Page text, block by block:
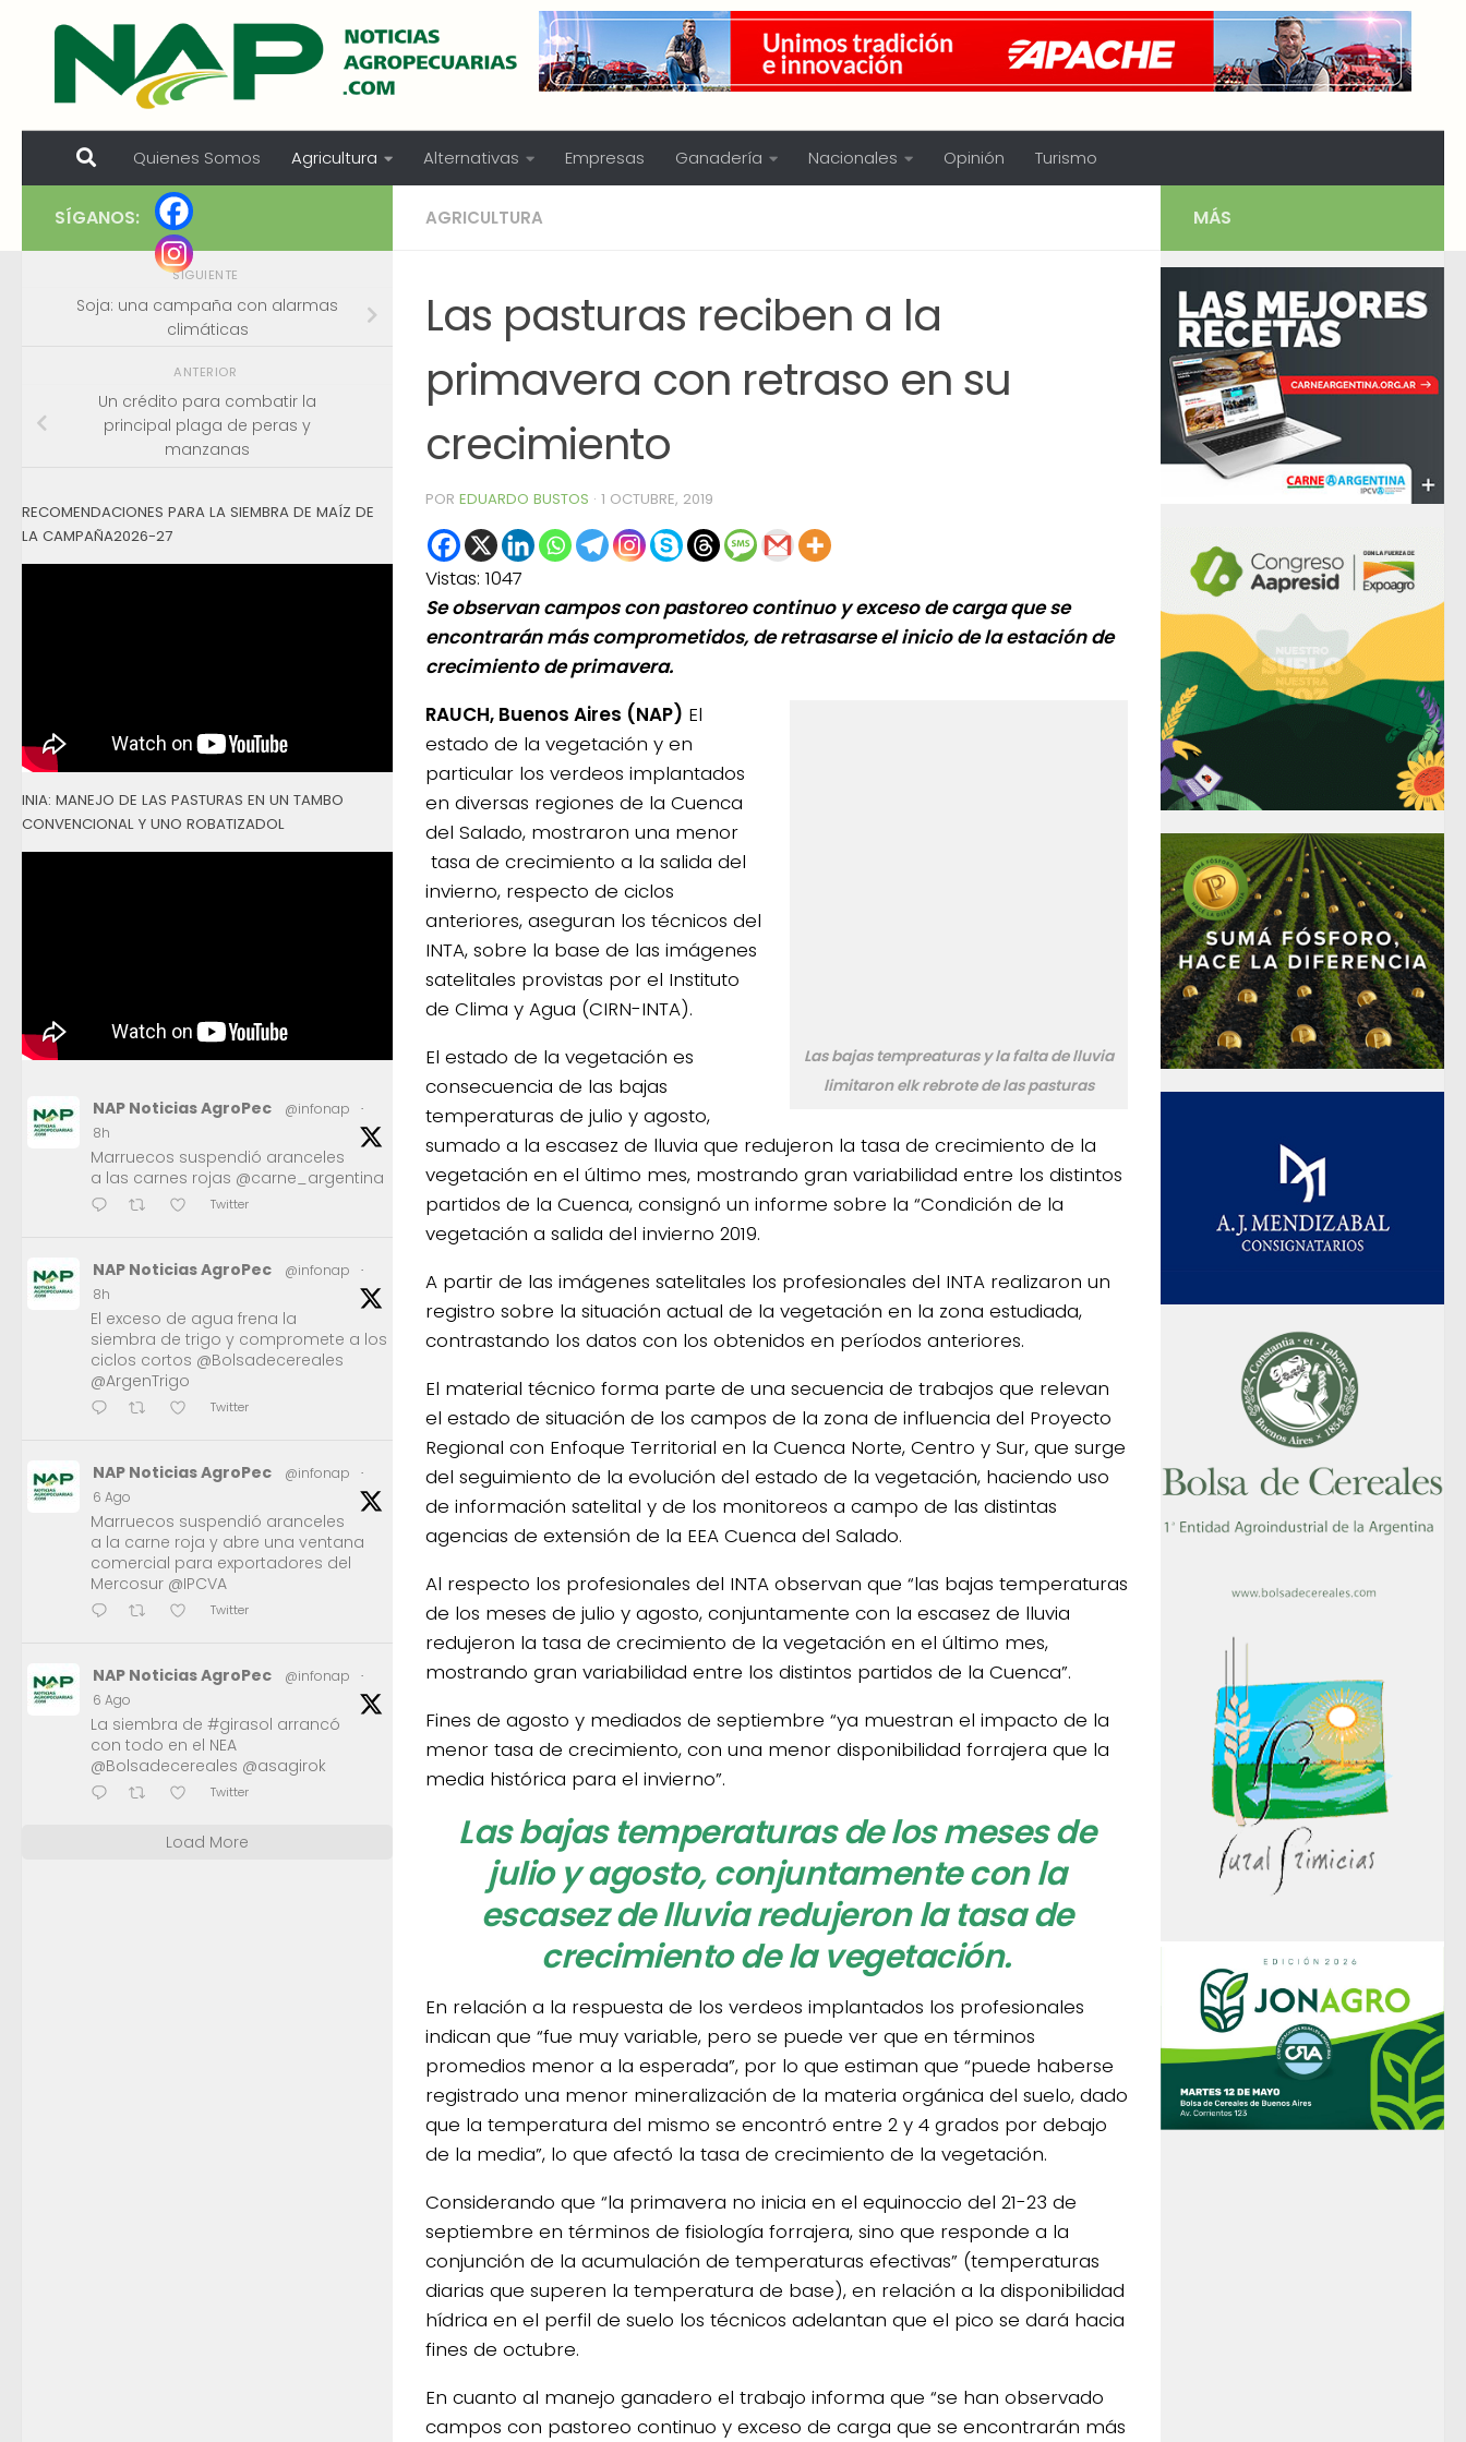
Skip to content
Quienes Somos Agricultura Alternativas Empresas Ganadería Nacionales Opinión Turismo
AGRICULTURA
Las pasturas reciben a la
primavera con retraso en su
crecimiento
POR EDUARDO BUSTOS · 1 OCTUBRE, 2019
Vistas: 1047
Se observan campos con pastoreo continuo y exceso de carga que se
encontrarán más comprometidos, de retrasarse el inicio de la estación de
crecimiento de primavera.
Las bajas tempreaturas y la falta de lluvia
limitaron elk rebrote de las pasturas
RAUCH, Buenos Aires (NAP) El
estado de la vegetación y en
particular los verdeos implantados
en diversas regiones de la Cuenca
del Salado, mostraron una menor
tasa de crecimiento a la salida del
invierno, respecto de ciclos
anteriores, aseguran los técnicos del
INTA, sobre la base de las imágenes
satelitales provistas por el Instituto
de Clima y Agua (CIRN-INTA).
El estado de la vegetación es
consecuencia de las bajas
temperaturas de julio y agosto,
sumado a la escasez de lluvia que redujeron la tasa de crecimiento de la
vegetación en el último mes, mostrando gran variabilidad entre los distintos
partidos de la Cuenca, consignó un informe sobre la “Condición de la
vegetación a salida del invierno 2019.
A partir de las imágenes satelitales los profesionales del INTA realizaron un
registro sobre la situación actual de la vegetación en la zona estudiada,
contrastando los datos con los obtenidos en períodos anteriores.
El material técnico forma parte de una secuencia de trabajos que relevan
el estado de situación de los campos de la zona de influencia del Proyecto
Regional con Enfoque Territorial en la Cuenca Norte, Centro y Sur, que surge
del seguimiento de la evolución del estado de la vegetación, haciendo uso
de información satelital y de los monitoreos a campo de las distintas
agencias de extensión de la EEA Cuenca del Salado.
Al respecto los profesionales del INTA observan que “las bajas temperaturas
de los meses de julio y agosto, conjuntamente con la escasez de lluvia
redujeron la tasa de crecimiento de la vegetación en el último mes,
mostrando gran variabilidad entre los distintos partidos de la Cuenca”.
Fines de agosto y mediados de septiembre “ya muestran el impacto de la
menor tasa de crecimiento, con una menor disponibilidad forrajera que la
media histórica para el invierno”.
Las bajas temperaturas de los meses de
julio y agosto, conjuntamente con la
escasez de lluvia redujeron la tasa de
crecimiento de la vegetación.
En relación a la respuesta de los verdeos implantados los profesionales
indican que “fue muy variable, pero se puede ver que en términos
promedios menor a la esperada”, por lo que estiman que “puede haberse
registrado una menor mineralización de la materia orgánica del suelo, dado
que la temperatura del mismo se encontró entre 2 y 4 grados por debajo
de la media”, lo que afectó la tasa de crecimiento de la vegetación.
Considerando que “la primavera no inicia en el equinoccio del 21-23 de
septiembre en términos de fisiología forrajera, sino que responde a la
conjunción de la acumulación de temperaturas efectivas” (temperaturas
diarias que superen la temperatura de base), en relación a la disponibilidad
hídrica en el perfil de suelo los técnicos adelantan que el pico se dará hacia
fines de octubre.
En cuanto al manejo ganadero el trabajo informa que “se han observado
campos con pastoreo continuo y exceso de carga que se encontrarán más
SÍGANOS:
SIGUIENTE
Soja: una campaña con alarmas
climáticas
ANTERIOR
Un crédito para combatir la
principal plaga de peras y
manzanas
RECOMENDACIONES PARA LA SIEMBRA DE MAÍZ DE
LA CAMPAÑA2026-27
INIA: MANEJO DE LAS PASTURAS EN UN TAMBO
CONVENCIONAL Y UNO ROBATIZADOL
NAP Noticias AgroPec @infonap
·
8h
Marruecos suspendió aranceles
a las carnes rojas @carne_argentina
Twitter
NAP Noticias AgroPec @infonap
·
8h
El exceso de agua frena la
siembra de trigo y compromete a los
ciclos cortos @Bolsadecereales
@ArgenTrigo
Twitter
NAP Noticias AgroPec @infonap
·
6 Ago
Marruecos suspendió aranceles
a la carne roja y abre una ventana
comercial para exportadores del
Mercosur @IPCVA
Twitter
NAP Noticias AgroPec @infonap
·
6 Ago
La siembra de #girasol arrancó
con todo en el NEA
@Bolsadecereales @asagirok
Twitter
Load More
MÁS